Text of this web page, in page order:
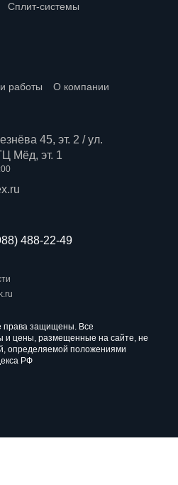
Сплит-системы
работы
О компании
45, эт. 2 / ул.
Мёд, эт. 1
488-22-49
права защищены. Все
цены, размещенные на сайте, не
определяемой положениями
РФ